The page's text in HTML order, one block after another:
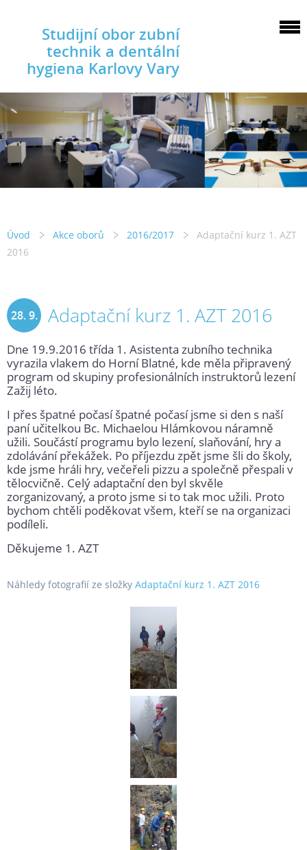
Studijní obor zubní
technik a dentální
hygiena Karlovy Vary
Úvod Akce oborů 2016/2017
Adaptační kurz 1. AZT
2016
28. 9.
2016
Adaptační kurz 1. AZT 2016
Dne 19.9.2016 třída 1. Asistenta zubního technika
vyrazila vlakem do Horní Blatné, kde měla připravený
program od skupiny profesionálních instruktorů lezení
Zažij léto.
I přes špatné počasí špatné počasí jsme si den s naší
paní učitelkou Bc. Michaelou Hlámkovou náramně
užili. Součástí programu bylo lezení, slaňování, hry a
zdolávání překážek. Po příjezdu zpět jsme šli do školy,
kde jsme hráli hry, večeřeli pizzu a společně přespali v
tělocvičně. Celý adaptační den byl skvěle
zorganizovaný, a proto jsme si to tak moc užili. Proto
bychom chtěli poděkovat všem, kteří se na organizaci
podíleli.
Děkujeme 1. AZT
Náhledy fotografií ze složky Adaptační kurz 1. AZT 2016